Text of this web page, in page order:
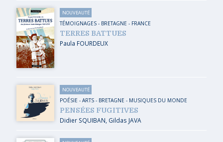
NOUVEAUTÉ
TÉMOIGNAGES- BRETAGNE - FRANCE
TERRES BATTUES
Paula FOURDEUX
NOUVEAUTÉ
POÉSIE - ARTS- BRETAGNE - MUSIQUES DU MONDE
PENSÉES FUGITIVES
Didier SQUIBAN, Gildas JAVA